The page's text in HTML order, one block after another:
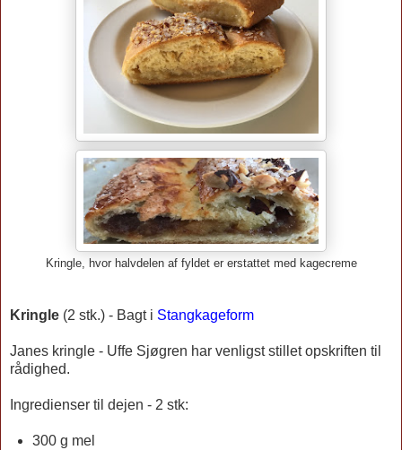
Kringle, hvor halvdelen af fyldet er erstattet med kagecreme
Kringle (2 stk.) - Bagt i Stangkageform
Janes kringle - Uffe Sjøgren har venligst stillet opskriften til
rådighed.
Ingredienser til dejen - 2 stk:
300 g mel